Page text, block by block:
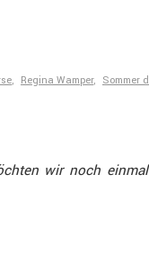
, Regina Wamper, Sommer
wir noch